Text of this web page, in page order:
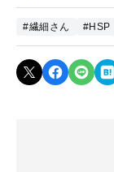
#繊細さん #HSP